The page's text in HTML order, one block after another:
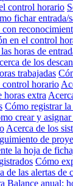
control horario
fichar entrada/
con
en el control
horas de
de los
trabajadas
control horario
horas extra
Cómo registrar la
crear y
Acerca de los
de
la hoja de
Cómo
de las alertas de
Balance anual: